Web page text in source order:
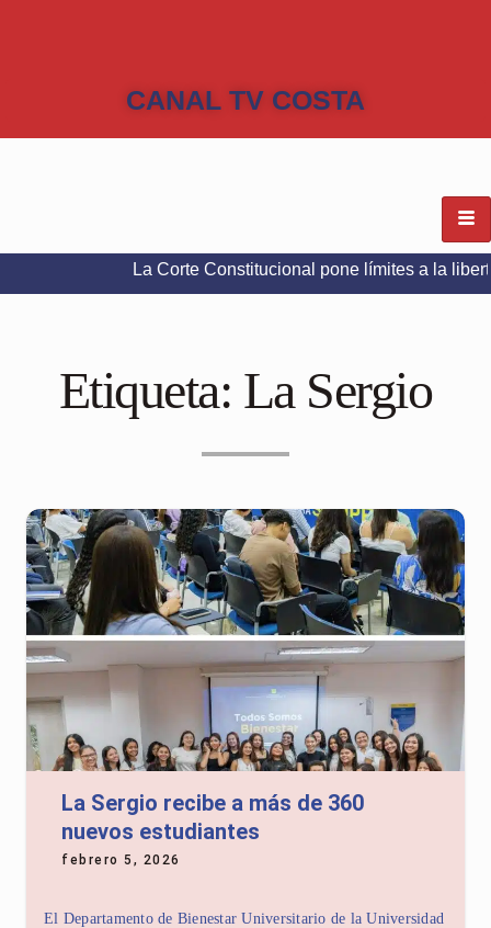
CANAL TV COSTA
La Corte Constitucional pone límites a la libertad de
Etiqueta: La Sergio
La Sergio recibe a más de 360
nuevos estudiantes
febrero 5, 2026
El Departamento de Bienestar Universitario de la Universidad